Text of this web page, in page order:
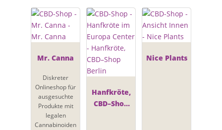
Mr. Canna
Diskreter
Onlineshop für
ausgesuchte
Produkte mit
legalen
Cannabinoiden
Hanfkröte,
CBD–Shop
Nice Plants